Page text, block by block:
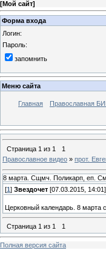
[Мой сайт]
Форма входа
Логин:
Пароль:
запомнить
Меню сайта
Главная Православная
Страница 1 из 1
1
Православное видео » прот.
8 марта. Сщмч. Поликарп, еп.
[1 ] Звездочет [07.03.2015, 14:01]
Церковный календарь. 8
Страница 1 из 1 1
Полная версия сайта